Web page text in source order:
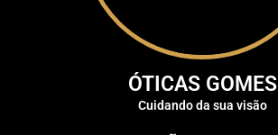
ÓTICAS GOMES
Cuidando da sua visão